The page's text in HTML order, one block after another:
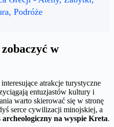
Podróże
w
atrakcje turystyczne
entuzjastów kultury i
warto skierować się w stronę
serce cywilizacji minojskiej, a
na wyspie Kreta.